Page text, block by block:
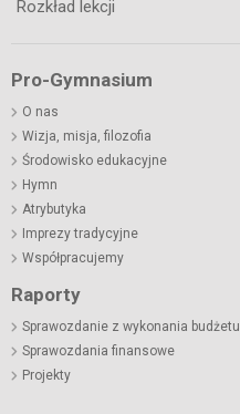
Rozkład lekcji
Pro-Gymnasium
O nas
Wizja, misja, filozofia
Środowisko edukacyjne
Hymn
Atrybutyka
Imprezy tradycyjne
Współpracujemy
Raporty
Sprawozdanie z wykonania budżetu
Sprawozdania finansowe
Projekty